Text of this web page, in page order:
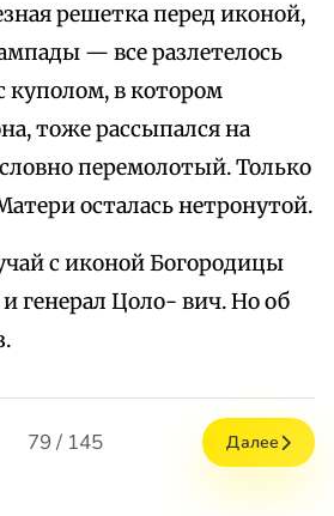
решетка перед иконой,
— все разлетелось
куполом, в котором
тоже рассыпался на
перемолотый. Только
осталась нетронутой.
с иконой Богородицы
генерал Цоло- вич. Но об
79 / 145 Далее